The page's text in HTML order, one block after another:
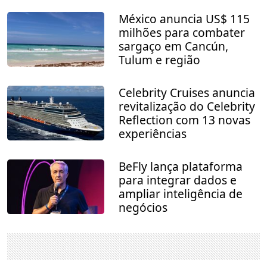
México anuncia US$ 115
milhões para combater
sargaço em Cancún,
Tulum e região
Celebrity Cruises anuncia
revitalização do Celebrity
Reflection com 13 novas
experiências
BeFly lança plataforma
para integrar dados e
ampliar inteligência de
negócios